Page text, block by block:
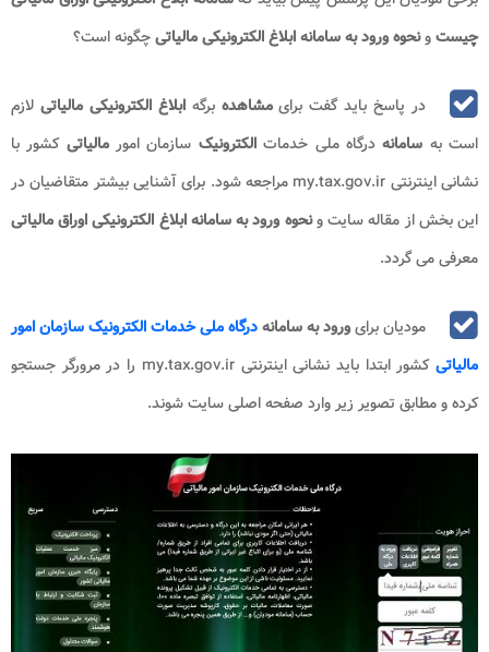
چیستونحوه ورود به سامانه ابلاغ الکترونیکی مالیاتیچگونه است؟
در پاسخ باید گفت برایمشاهده برگهابلاغ الکترونیکی مالیاتی لازم
است به سامانهدرگاه ملی خدماتالکترونیک سازمان امورمالیاتی کشور با
نشانی اینترنتی my.tax.gov.ir مراجعه شود. برای آشنایی بیشتر متقاضیان در
این بخش از مقاله سایت ونحوه ورود به سامانهابلاغ الکترونیکی اوراق مالیاتی
معرفی می گردد.
مودیان برایورود به سامانهدرگاه ملی خدمات الکترونیک سازمان امور
مالیاتی
کشور ابتدا باید نشانی اینترنتی my.tax.gov.ir را در مرورگر جستجو
کرده و مطابق تصویر زیر وارد صفحه اصلی سایت شوند.